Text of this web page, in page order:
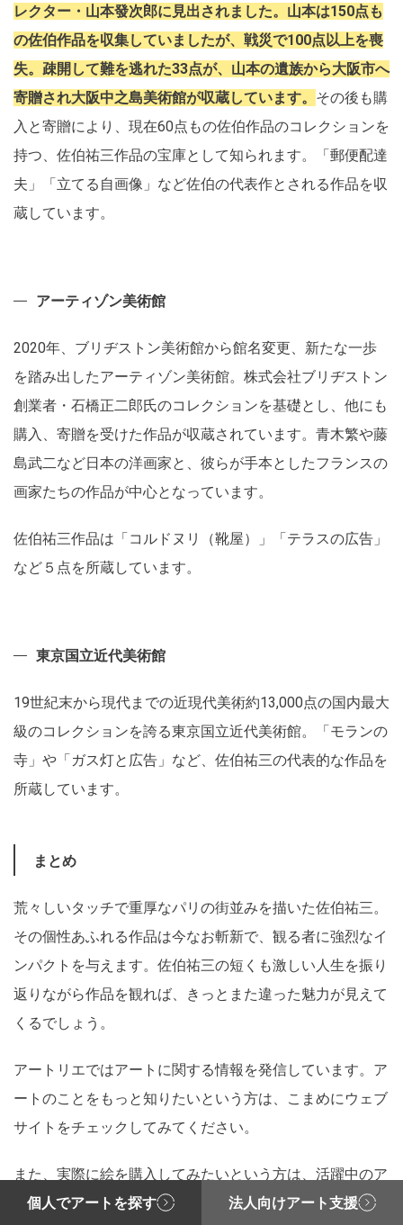
レクター・山本發次郎に見出されました。山本は150点も
の佐伯作品を収集していましたが、戦災で100点以上を喪
失。疎開して難を逃れた33点が、山本の遺族から大阪市へ
寄贈され大阪中之島美術館が収蔵しています。 その後も購
入と寄贈により、現在60点もの佐伯作品のコレクションを
持つ、佐伯祐三作品の宝庫として知られます。「郵便配達
夫」「立てる自画像」など佐伯の代表作とされる作品を収
蔵しています。
アーティゾン美術館
2020年、ブリヂストン美術館から館名変更、新たな一歩
を踏み出したアーティゾン美術館。株式会社ブリヂストン
創業者・石橋正二郎氏のコレクションを基礎とし、他にも
購入、寄贈を受けた作品が収蔵されています。青木繁や藤
島武二など日本の洋画家と、彼らが手本としたフランスの
画家たちの作品が中心となっています。
佐伯祐三作品は「コルドヌリ（靴屋）」「テラスの広告」
など５点を所蔵しています。
東京国立近代美術館
19世紀末から現代までの近現代美術約13,000点の国内最大
級のコレクションを誇る東京国立近代美術館。「モランの
寺」や「ガス灯と広告」など、佐伯祐三の代表的な作品を
所蔵しています。
まとめ
荒々しいタッチで重厚なパリの街並みを描いた佐伯祐三。
その個性あふれる作品は今なお斬新で、観る者に強烈なイ
ンパクトを与えます。佐伯祐三の短くも激しい人生を振り
返りながら作品を観れば、きっとまた違った魅力が見えて
くるでしょう。
アートリエではアートに関する情報を発信しています。ア
ートのことをもっと知りたいという方は、こまめにウェブ
サイトをチェックしてみてください。
また、実際に絵を購入してみたいという方は、活躍中のア
ーティストの作品をアートリエで購入、またはレンタルす
個人でアートを探す 法人向けアート支援